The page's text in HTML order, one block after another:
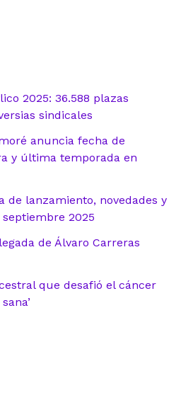
2025: 36.588 plazas
sindicales
anuncia fecha de
y última temporada en
de lanzamiento, novedades y
2025
de Álvaro Carreras
que desafió el cáncer